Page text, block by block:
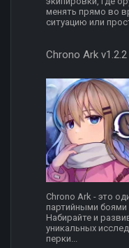
менять прямо во
ситуацию или
Chrono Ark v1.2.2
Chrono Ark - это
партийными
Набирайте и
уникальных
перки...